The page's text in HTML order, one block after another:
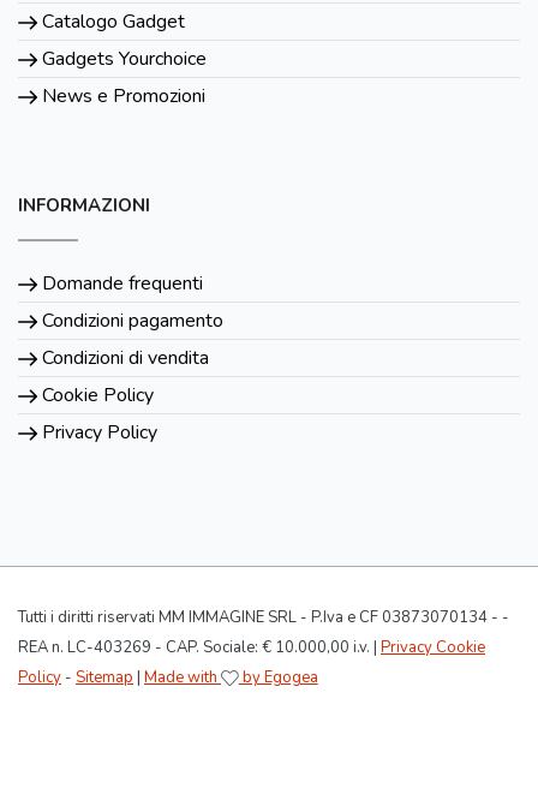
Catalogo Gadget
Gadgets Yourchoice
News e Promozioni
INFORMAZIONI
Domande frequenti
Condizioni pagamento
Condizioni di vendita
Cookie Policy
Privacy Policy
Tutti i diritti riservati MM IMMAGINE SRL - P.Iva e CF 03873070134 - -
REA n. LC-403269 - CAP. Sociale: € 10.000,00 i.v. | Privacy Cookie
Policy - Sitemap | Made with by Egogea